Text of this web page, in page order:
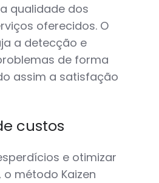
qualidade dos
oferecidos. O
a detecção e
de forma
assim a satisfação
custos
e otimizar
método Kaizen